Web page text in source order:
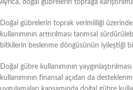
Ayrıca, doğal gübrelerin toprağa
Doğal gübrelerin toprak verimliliği
kullanımının arttırılması tarımsal
bitkilerin beslenme döngüsünün iyileştiği
Doğal gübre kullanımının
kullanımının finansal açıdan da